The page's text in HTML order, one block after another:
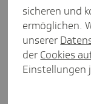
"Der
wird zu
führen."
Artikel aus
sicheren und
ermöglichen.
unserer
der Cookies
Einstellungen